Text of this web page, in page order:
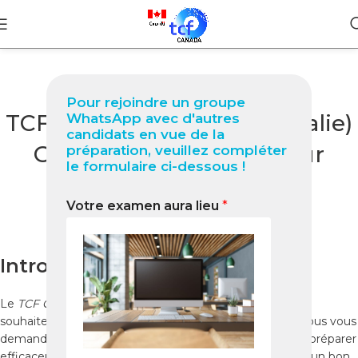
Pour rejoindre un groupe
WhatsApp avec d'autres
candidats en vue de la
préparation, veuillez compléter
le formulaire ci-dessous !
Votre examen aura lieu *
BLOG
TCF Canada à Perth (Australie)
Guide complet 2026 pour
NabilOn janvier 23, 2026
Introduction
Le TCF Canadaest un test essentiel pour tous ceux qui
souhaitent immigrer au Canada. Si vous êtes à
, vous vous
demandez sûrement où passer le test, comment vous préparer